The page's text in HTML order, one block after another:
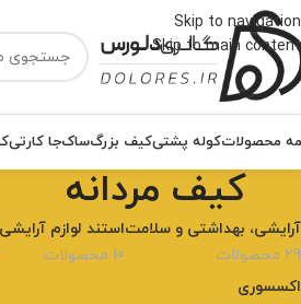
Skip to navigation
Skip to main content
محصولاتکوله پشتیکیف بزرگساکجا کارتی
کیف مردانه
آرایشی، بهداشتی و سلامت
29 محصولات
استند لوازم آرایشی
10 محصولات
اکسسوری